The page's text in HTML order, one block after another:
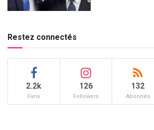
Restez connectés
2.2k
Fans
126
Followers
132
Abonnés